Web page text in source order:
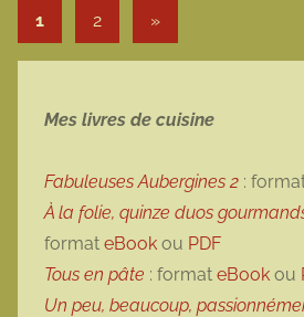
Pagination des
1 2 Articles suivants
»
Mes livres de cuisine
Fabuleuses Aubergines 2 :
À la folie, quinze duos
format eBook ou PDF
Tous en pâte : format eBook ou
Un peu, beaucoup,